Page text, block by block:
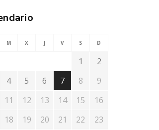
M X J V S D
1
2
4 5 6 7 8
9
11 12 13 14 15
16
18 19 20 21 22
23